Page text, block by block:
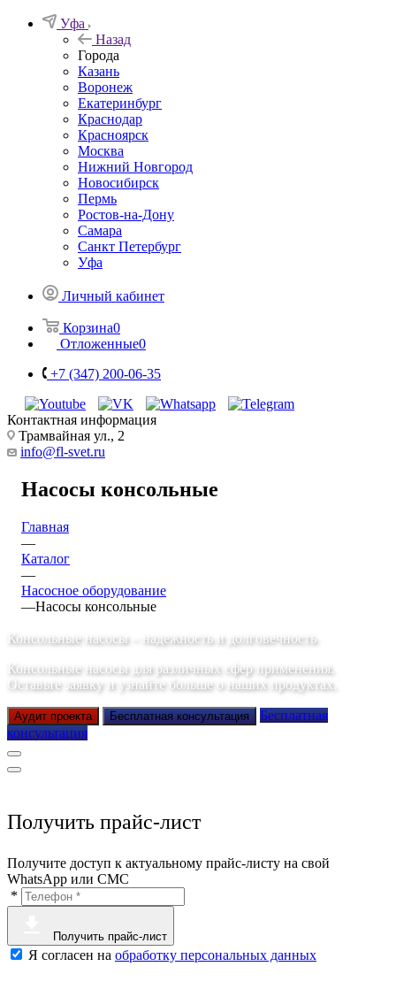
Уфа
Назад
Города
Казань
Воронеж
Екатеринбург
Краснодар
Красноярск
Москва
Нижний Новгород
Новосибирск
Пермь
Ростов-на-Дону
Самара
Санкт Петербург
Уфа
Личный кабинет
Корзина0
Отложенные0
+7 (347) 200-06-35
Контактная информация
Трамвайная ул., 2
info@fl-svet.ru
Насосы консольные
Главная
—
Каталог
—
Насосное оборудование
—Насосы консольные
Консольные насосы – надежность и долговечность
Консольные насосы для различных сфер применения.
Оставьте заявку и узнайте больше о наших продуктах.
Аудит проекта Бесплатная консультация
Бесплатная
консультация
Получить прайс-лист
Получите доступ к актуальному прайс-листу на свой
WhatsApp или СМС
*
Получить прайс-лист
Я согласен на обработку персональных данных